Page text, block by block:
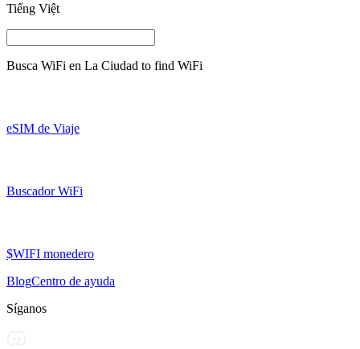
Tiếng Việt
Busca WiFi en La Ciudad to find WiFi
eSIM de Viaje
Buscador WiFi
$WIFI monedero
BlogCentro de ayuda
Síganos